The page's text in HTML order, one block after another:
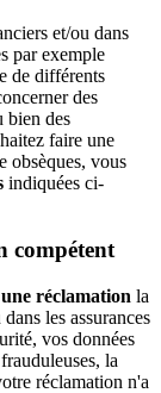
et/ou dans
par exemple
de différents
des
bien des
faire une
obsèques, vous
indiquées ci-
compétent
réclamation la
les assurances
vos données
la
réclamation n'a